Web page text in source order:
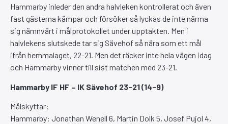
Hammarby inleder den andra halvleken kontrollerat och även
fast gästerna kämpar och försöker så lyckas de inte närma
sig nämnvärt i målprotokollet under upptakten. Men i
halvlekens slutskede tar sig Sävehof så nära som ett mål
ifrån hemmalaget, 22-21. Men det räcker inte hela vägen idag
och Hammarby vinner till sist matchen med 23-21.
Hammarby IF HF – IK Sävehof 23-21 (14-9)
Målskyttar:
Hammarby: Jonathan Wenell 6, Martin Dolk 5, Josef Pujol 4,